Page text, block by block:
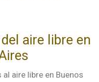
aire libre en
aire libre en Buenos